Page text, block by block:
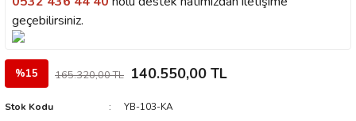
geçebilirsiniz.
%15 165.320,00 TL 140.550,00 TL
Stok Kodu
YB-103-KA